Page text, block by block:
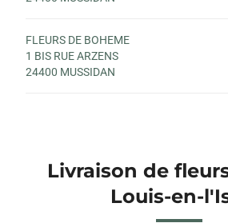
FLEURS DE BOHEME
1 BIS RUE ARZENS
24400 MUSSIDAN
Livraison de
Louis-en-